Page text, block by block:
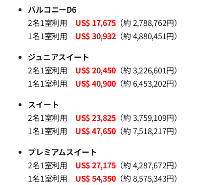
バルコニーD6
2名1室利用 US$ 17,675（約 2,788,762円）
1名1室利用 US$ 30,932（約 4,880,451円）
ジュニアスイート
2名1室利用 US$ 20,450（約 3,226,601円）
1名1室利用 US$ 40,900（約 6,453,202円）
スイート
2名1室利用 US$ 23,825（約 3,759,109円）
1名1室利用 US$ 47,650（約 7,518,217円）
プレミアムスイート
2名1室利用 US$ 27,175（約 4,287,672円）
1名1室利用 US$ 54,350（約 8,575,343円）